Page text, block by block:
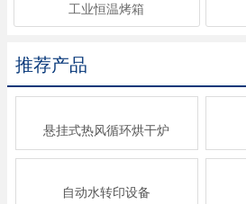
工业恒温烤箱
推荐产品
悬挂式热风循环烘干炉
自动水转印设备